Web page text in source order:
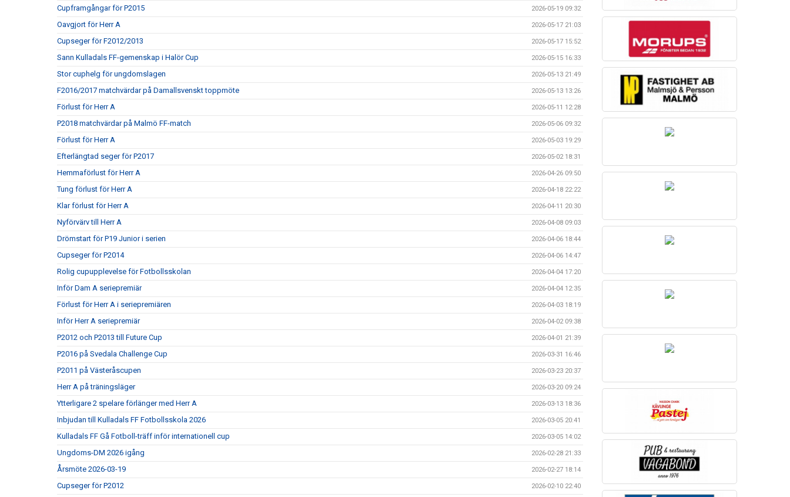
Cupframgångar för P2015 2026-05-19 09:32
Oavgjort för Herr A 2026-05-17 21:03
Cupseger för F2012/2013 2026-05-17 15:52
Sann Kulladals FF-gemenskap i Halör Cup 2026-05-15 16:33
Stor cuphelg för ungdomslagen 2026-05-13 21:49
F2016/2017 matchvärdar på Damallsvenskt toppmöte 2026-05-13 13:26
Förlust för Herr A 2026-05-11 12:28
P2018 matchvärdar på Malmö FF-match 2026-05-06 09:32
Förlust för Herr A 2026-05-03 19:29
Efterlängtad seger för P2017 2026-05-02 18:31
Hemmaförlust för Herr A 2026-04-26 09:50
Tung förlust för Herr A 2026-04-18 22:22
Klar förlust för Herr A 2026-04-11 20:30
Nyförvärv till Herr A 2026-04-08 09:03
Drömstart för P19 Junior i serien 2026-04-06 18:44
Cupseger för P2014 2026-04-06 14:47
Rolig cupupplevelse för Fotbollsskolan 2026-04-04 17:20
Inför Dam A seriepremiär 2026-04-04 12:35
Förlust för Herr A i seriepremiären 2026-04-03 18:19
Inför Herr A seriepremiär 2026-04-02 09:38
P2012 och P2013 till Future Cup 2026-04-01 21:39
P2016 på Svedala Challenge Cup 2026-03-31 16:46
P2011 på Västeråscupen 2026-03-23 20:37
Herr A på träningsläger 2026-03-20 09:24
Ytterligare 2 spelare förlänger med Herr A 2026-03-13 18:36
Inbjudan till Kulladals FF Fotbollsskola 2026 2026-03-05 20:41
Kulladals FF Gå Fotboll-träff inför internationell cup 2026-03-05 14:02
Ungdoms-DM 2026 igång 2026-02-28 21:33
Årsmöte 2026-03-19 2026-02-27 18:14
Cupseger för P2012 2026-02-10 22:40